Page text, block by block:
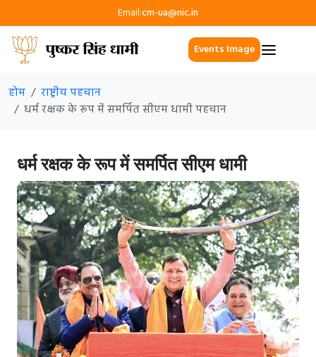
Email:cm-ua@nic.in
Events Image
होम
राष्ट्रीय पहचान
धर्म रक्षक के रूप में समर्पित सीएम धामी पहचान
धर्म रक्षक के रूप में समर्पित सीएम धामी